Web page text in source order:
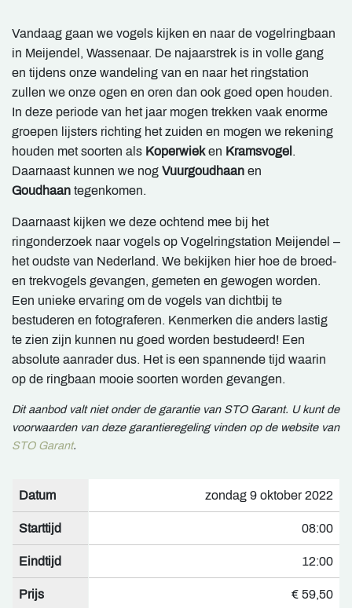
Vandaag gaan we vogels kijken en naar de vogelringbaan
in Meijendel, Wassenaar. De najaarstrek is in volle gang
en tijdens onze wandeling van en naar het ringstation
zullen we onze ogen en oren dan ook goed open houden.
In deze periode van het jaar mogen trekken vaak enorme
groepen lijsters richting het zuiden en mogen we rekening
houden met soorten als Koperwieken Kramsvogel .
Daarnaast kunnen we nog Vuurgoudhaan en
Goudhaan tegenkomen.
Daarnaast kijken we deze ochtend mee bij het
ringonderzoek naar vogels op Vogelringstation Meijendel –
het oudste van Nederland. We bekijken hier hoe de broed-
en trekvogels gevangen, gemeten en gewogen worden.
Een unieke ervaring om de vogels van dichtbij te
bestuderen en fotograferen. Kenmerken die anders lastig
te zien zijn kunnen nu goed worden bestudeerd! Een
absolute aanrader dus. Het is een spannende tijd waarin
op de ringbaan mooie soorten worden gevangen.
Dit aanbod valt niet onder de garantie van STO Garant. U kunt de
voorwaarden van deze garantieregeling vinden op de website van
STO Garant.
Datum zondag 9 oktober 2022
Starttijd 08:00
Eindtijd 12:00
Prijs € 59,50